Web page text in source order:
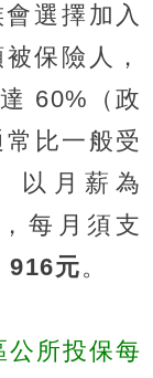
選擇加入
保險人，
60%（政
比一般受
以月薪為
每月須支
916元。
所投保每